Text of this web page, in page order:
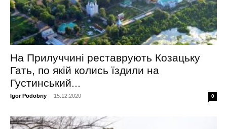
На Прилуччині реставрують Козацьку
Гать, по якій колись їздили на
Густинський...
Igor Podobriy - 15.12.2020 0